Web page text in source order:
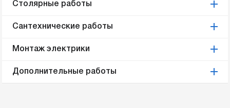
Столярные работы
Сантехнические работы
Монтаж электрики
Дополнительные работы